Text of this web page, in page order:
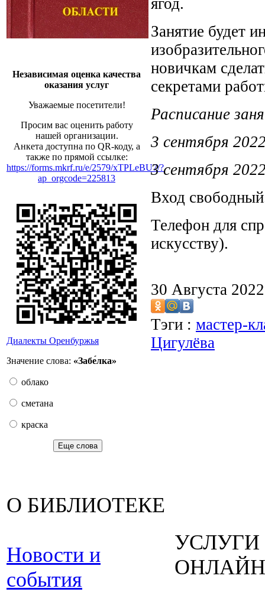
Независимая оценка качества
оказания услуг
Уважаемые посетители!
Просим вас оценить работу
нашей организации.
Анкета доступна по QR-коду, а
также по прямой ссылке:
https://forms.mkrf.ru/e/2579/xTPLeBU7/?
ap_orgcode=225813
Диалекты Оренбуржья
Значение слова: «Забе́лка»
облако
сметана
краска
Еще слова
ягод.
Занятие будет
новичкам
секретами
Расписание
3 сентября
3 сентября
Вход
Телефон для
искусству).
30 Августа
Тэги : мастер-
Цигулёва
О БИБЛИОТЕКЕ
Новости и
события
УСЛУГИ
ОНЛАЙН